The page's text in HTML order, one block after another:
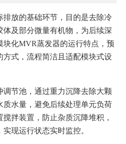
排放的基础环节，目的是去除冷
及部分微量有机物，为后续深
块化MVR蒸发器的运行特点，预
式，流程简洁且适配模块式设
调节池，通过重力沉降去除大颗
质水量，避免后续处理单元负荷
拌装置，防止杂质沉降堆积，
现运行状态实时监控。